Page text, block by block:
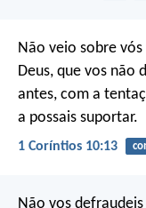
Não veio sobre
Deus, que vos não
antes, com a
a possais suportar.
1 Coríntios 10:13
Não vos